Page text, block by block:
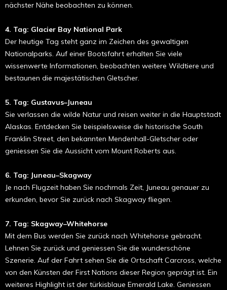
nächster Nähe beobachten zu können.
4. Tag: Glacier Bay National Park
Der heutige Tag steht ganz im Zeichen des gewaltigen
Nationalparks. Auf einer Bootsfahrt erhalten Sie viele
wissenwerte Informationen, beobachten weitere Wildtiere und
bestaunen die majestätischen Gletscher.
5. Tag: Gustavus–Juneau
Sie verlassen die wilde Natur und reisen weiter in die Hauptstadt
Alaskas. Entdecken Sie beispielsweise die historische South
Franklin Street, den bekannten Mendenhall-Gletscher oder
geniessen Sie die Aussicht vom Mount Roberts aus.
6. Tag: Juneau–Skagway
Je nach Flugzeit haben Sie nochmals Zeit, Juneau genauer zu
erkunden, bevor Sie zurück nach Skagway fliegen.
7. Tag: Skagway–Whitehorse
Mit dem Bus werden Sie zurück nach Whitehorse gebracht.
Lehnen Sie zurück und geniessen Sie die wunderschöne
Szenerie. Auf der Fahrt sehen Sie die Ortschaft Carcross, welche
von den Künsten der First Nations dieser Region geprägt ist. Ein
weiteres Highlight ist der türkisblaue Emerald Lake. Geniessen